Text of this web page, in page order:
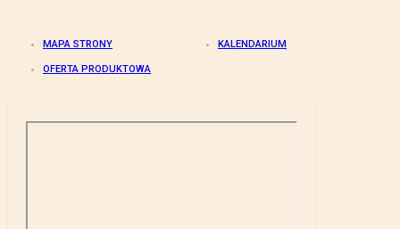
MAPA STRONY KALENDARIUM
OFERTA PRODUKTOWA